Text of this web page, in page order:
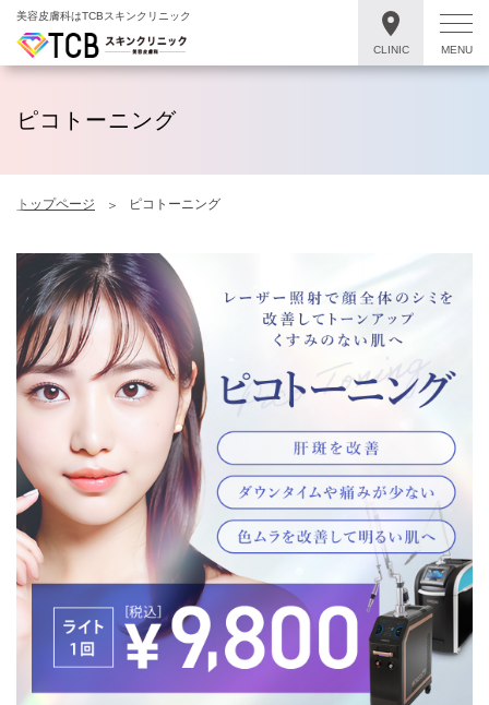
美容皮膚科はTCBスキンクリニック
ピコトーニング
トップページ ピコトーニング
CLINIC MENU